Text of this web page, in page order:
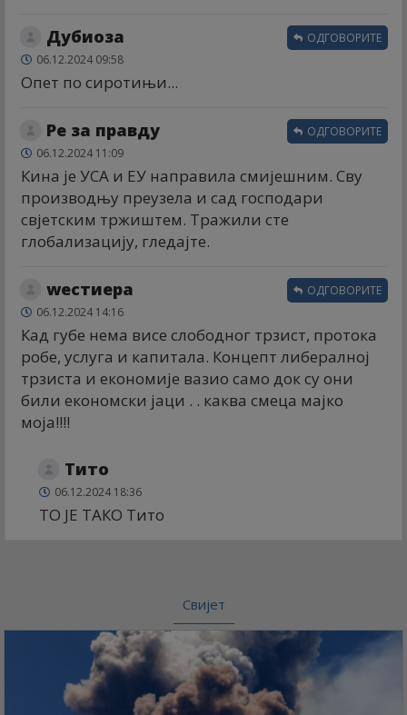
Дубиоза
06.12.2024 09:58
Опет по сиротињи...
ОДГОВОРИТЕ
Ре за правду
06.12.2024 11:09
Кина је УСА и ЕУ направила смијешним. Сву
производњу преузела и сад господари
свјетским тржиштем. Тражили сте
глобализацију, гледајте.
ОДГОВОРИТЕ
wестиера
06.12.2024 14:16
Кад губе нема висе слободног трзист, протока
робе, услуга и капитала. Концепт либералној
трзиста и економије вазио само док су они
били економски јаци . . каква смеца мајко
моја!!!!
ОДГОВОРИТЕ
Тито
06.12.2024 18:36
ТО ЈЕ ТАКО Тито
Свијет